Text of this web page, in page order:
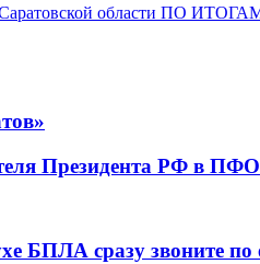
Саратовской области ПО
Президента РФ в ПФО
БПЛА сразу звоните